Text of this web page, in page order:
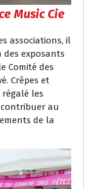
Music Cie
associations, il
exposants
Comité des
Crêpes et
les
contribuer au
de la